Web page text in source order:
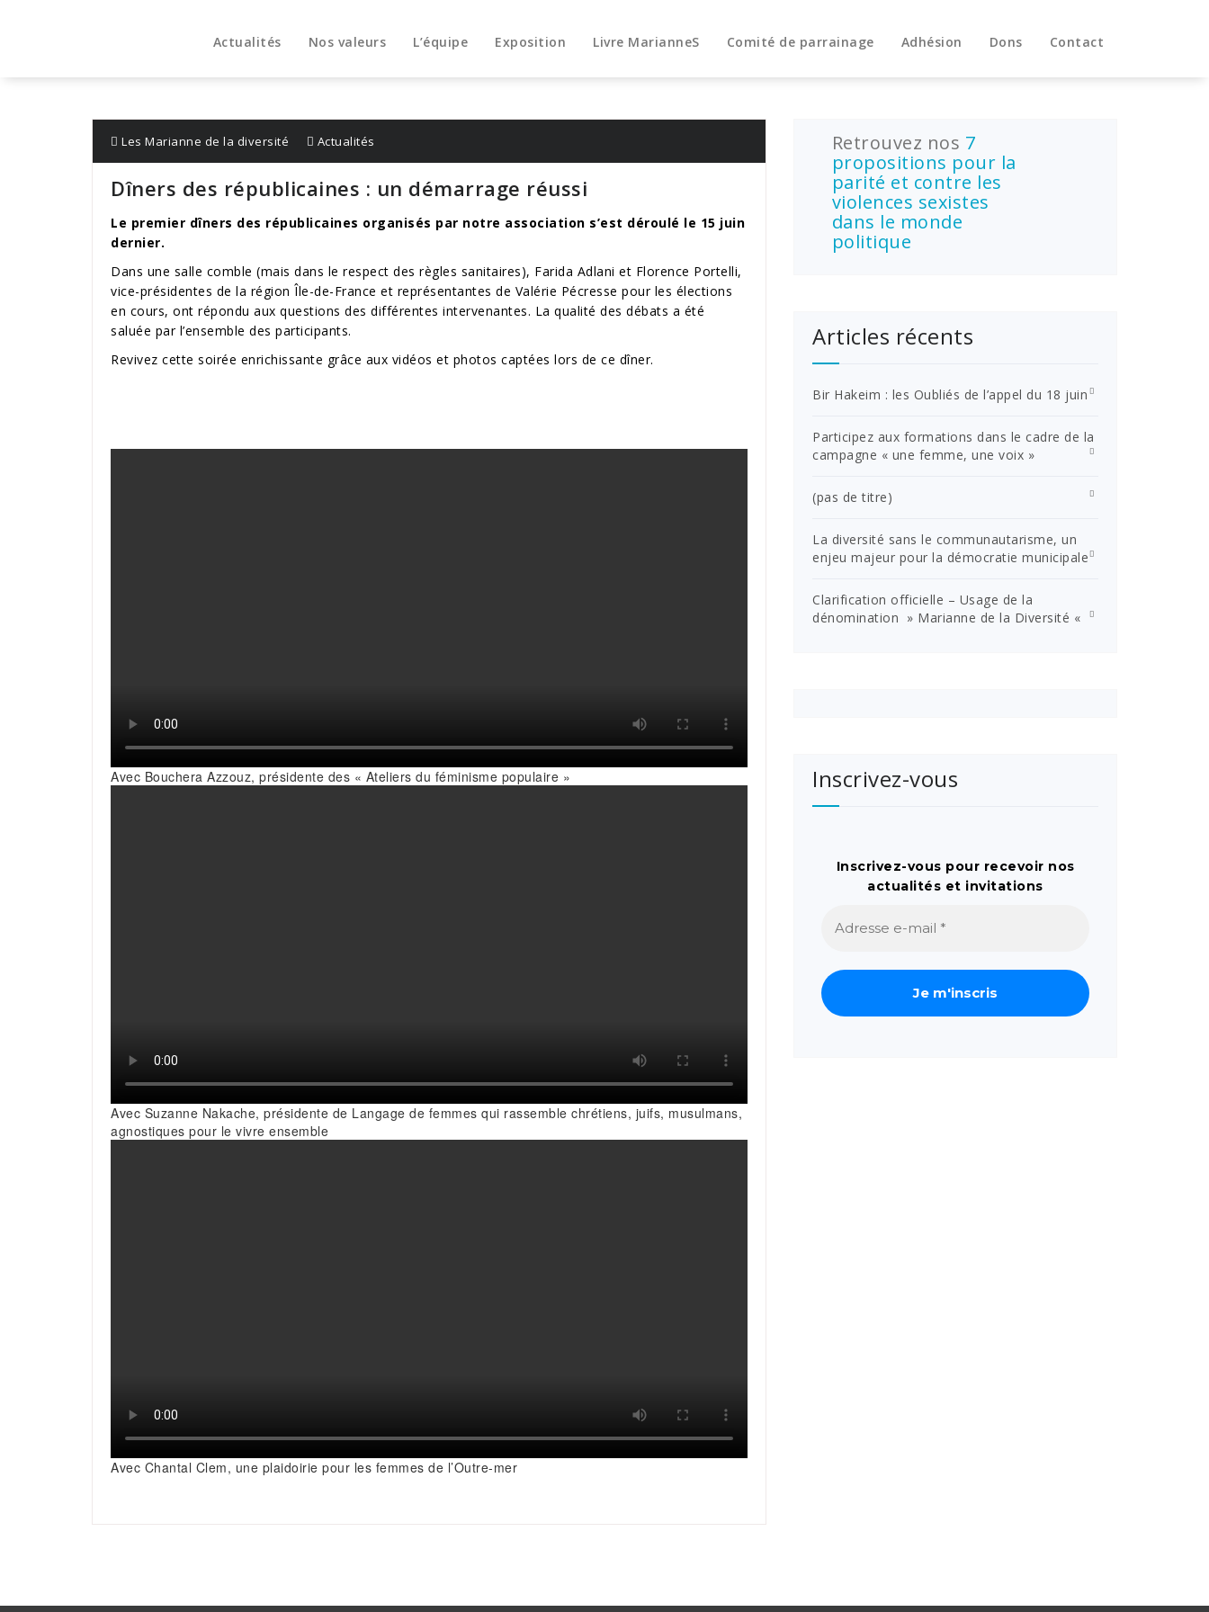
Actualités Nos valeurs L’équipe Exposition Livre MarianneS Comité de parrainage Adhésion Dons Contact
Les Marianne de la diversité Actualités
Dîners des républicaines : un démarrage réussi
Le premier dîners des républicaines organisés par notre association s’est déroulé le 15 juin
dernier.
Dans une salle comble (mais dans le respect des règles sanitaires), Farida Adlani et Florence Portelli,
vice-présidentes de la région Île-de-France et représentantes de Valérie Pécresse pour les élections
en cours, ont répondu aux questions des différentes intervenantes. La qualité des débats a été
saluée par l’ensemble des participants.
Revivez cette soirée enrichissante grâce aux vidéos et photos captées lors de ce dîner.
Avec Bouchera Azzouz, présidente des « Ateliers du féminisme populaire »
Avec Suzanne Nakache, présidente de Langage de femmes qui rassemble chrétiens, juifs, musulmans,
agnostiques pour le vivre ensemble
Avec Chantal Clem, une plaidoirie pour les femmes de l’Outre-mer
Retrouvez nos 7
propositions pour la
parité et contre les
violences sexistes
dans le monde
politique
Articles récents
Bir Hakeim : les Oubliés de l’appel du 18 juin
Participez aux formations dans le cadre de la
campagne « une femme, une voix »
(pas de titre)
La diversité sans le communautarisme, un
enjeu majeur pour la démocratie municipale
Clarification officielle – Usage de la
dénomination » Marianne de la Diversité «
Inscrivez-vous
Inscrivez-vous pour recevoir nos
actualités et invitations